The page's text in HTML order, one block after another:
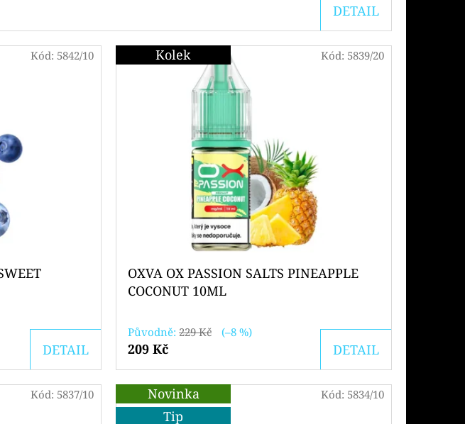
DETAIL
DETAIL
Kód: 5842/10 Kolek
OXVA OX PASSION SALTS PINEAPPLE
COCONUT 10ML
Původně: 229 Kč (–8 %)
209 Kč DETAIL
Kód: 5839/20
Kód: 5837/10
Novinka
Tip
Kód: 5834/10